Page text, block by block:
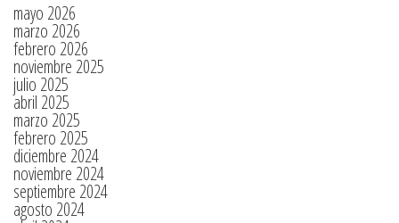
mayo 2026
marzo 2026
febrero 2026
noviembre 2025
julio 2025
abril 2025
marzo 2025
febrero 2025
diciembre 2024
noviembre 2024
septiembre 2024
agosto 2024